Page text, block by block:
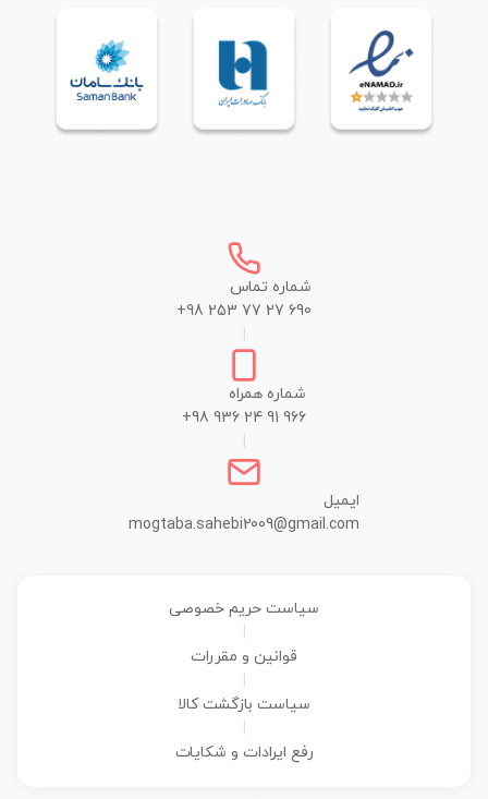
شماره تماس
+98 253 77 27 690
شماره همراه
+98 936 24 91 966
ایمیل
mogtaba.sahebi2009@gmail.com
سیاست حریم خصوصی
قوانین و مقررات
سیاست بازگشت کالا
رفع ایرادات و شکایات